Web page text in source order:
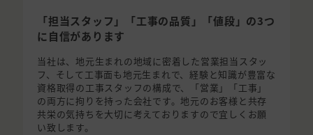
「担当スタッフ」「工事の品質」「値段」の3つ
に自信があります
当社は、地元生まれの地域に密着した営業担当スタッ
フ、そして工事面も地元生まれで、経験と知識が豊富な
資格取得の工事スタッフの構成で、「営業」「工事」
の両方に拘りを持った会社です。地元のお客様と共存
共栄の気持ちを大切に考えておりますので宜しくお願
い致します。